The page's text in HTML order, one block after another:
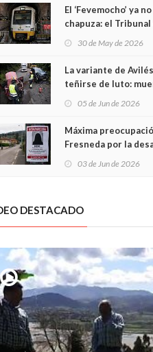
El ‘Fevemocho’ ya
chapuza: el
sobrecoste de los
cabían por los
30 de May de 2026
La variante de
teñirse de luto:
05 de Jun de 2026
Máxima
Fresneda por la
03 de Jun de 2026
DESTACADO